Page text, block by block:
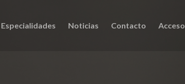
Especialidades Noticias Contacto Acceso